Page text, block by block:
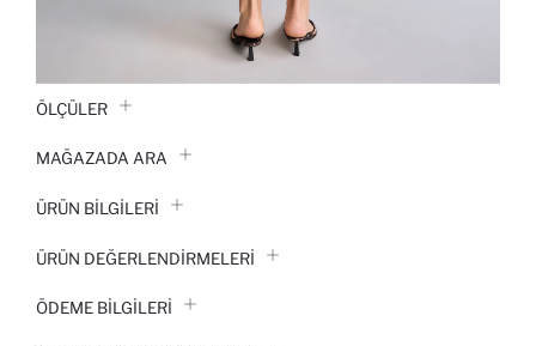
ÖLÇÜLER
MAĞAZADA ARA
ÜRÜN BILGILERI
ÜRÜN DEĞERLENDİRMELERİ
ÖDEME BİLGİLERİ